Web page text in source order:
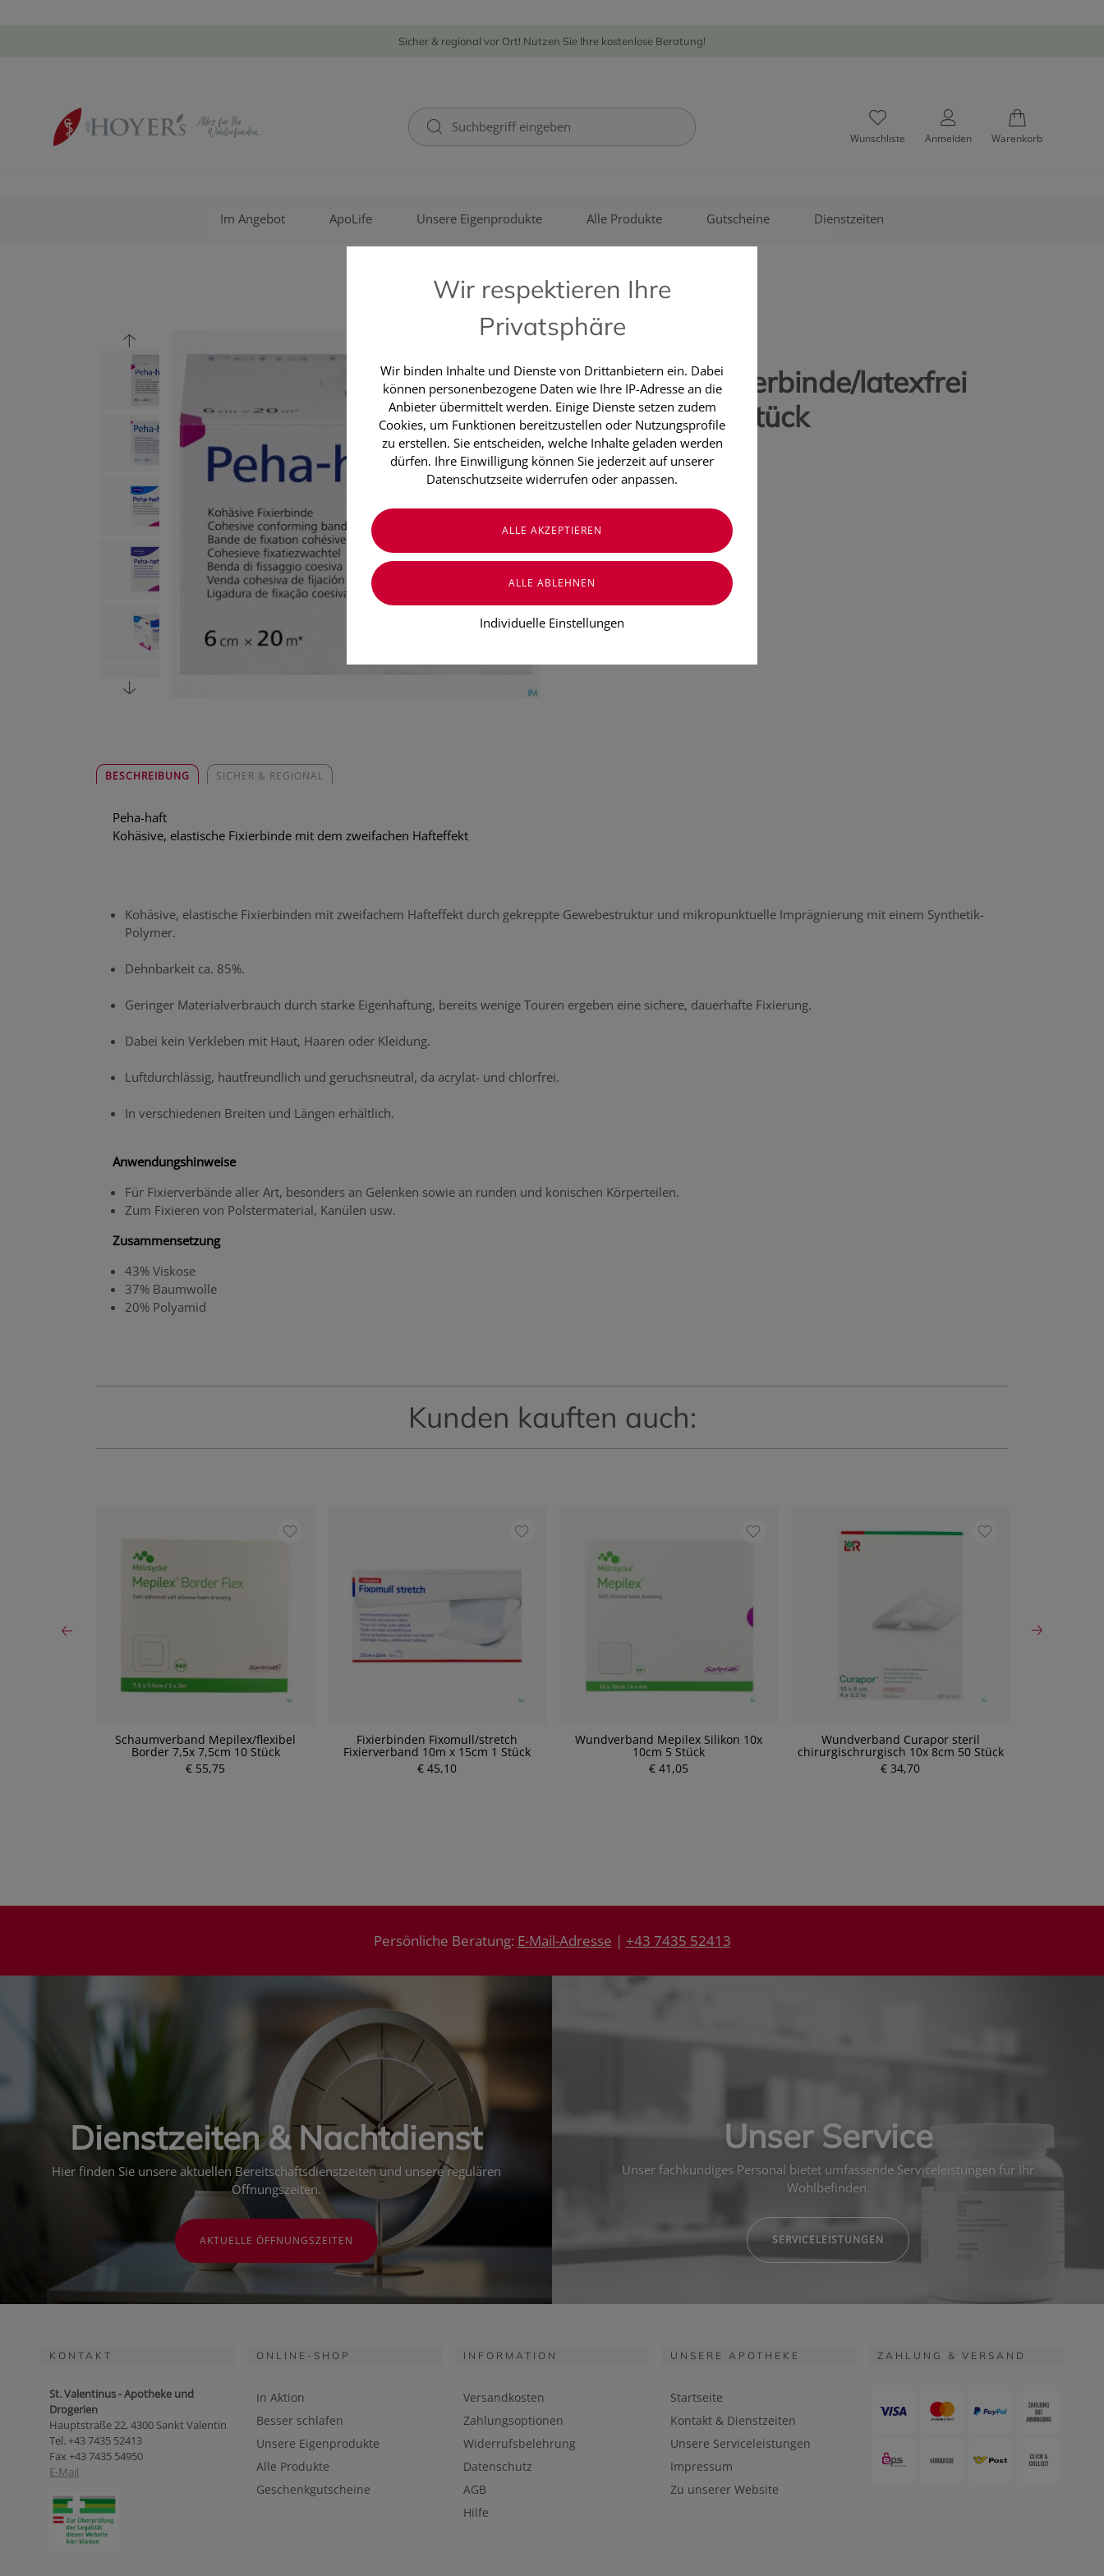
Sicher & regional vor Ort! Nutzen Sie Ihre kostenlose Beratung!
Wunschliste Anmelden Warenkorb
Im Angebot ApoLife Unsere Eigenprodukte Alle Produkte Gutscheine Dienstzeiten
HARTMANN PAUL GMBH
Peha-haft Fixierbinde/latexfrei
20mx 6cm 1 Stück
€ 10,25
zzgl. Versandkosten
BESCHREIBUNG SICHER & REGIONAL
Peha-haft
Kohäsive, elastische Fixierbinde mit dem zweifachen Hafteffekt
Kohäsive, elastische Fixierbinden mit zweifachem Hafteffekt durch gekreppte Gewebestruktur und mikropunktuelle Imprägnierung mit einem Synthetik-
Polymer.
Dehnbarkeit ca. 85%.
Geringer Materialverbrauch durch starke Eigenhaftung, bereits wenige Touren ergeben eine sichere, dauerhafte Fixierung.
Dabei kein Verkleben mit Haut, Haaren oder Kleidung.
Luftdurchlässig, hautfreundlich und geruchsneutral, da acrylat- und chlorfrei.
In verschiedenen Breiten und Längen erhältlich.
Anwendungshinweise
Für Fixierverbände aller Art, besonders an Gelenken sowie an runden und konischen Körperteilen.
Zum Fixieren von Polstermaterial, Kanülen usw.
Zusammensetzung
43% Viskose
37% Baumwolle
20% Polyamid
Kunden kauften auch:
Schaumverband Mepilex/flexibel
Border 7,5x 7,5cm 10 Stück
€ 55,75
Fixierbinden Fixomull/stretch
Fixierverband 10m x 15cm 1 Stück
€ 45,10
Wundverband Mepilex Silikon 10x
10cm 5 Stück
€ 41,05
Wundverband Curapor steril
chirurgischrurgisch 10x 8cm 50 Stück
€ 34,70
P
Wir respektieren Ihre
Privatsphäre
Wir binden Inhalte und Dienste von Drittanbietern ein. Dabei
können personenbezogene Daten wie Ihre IP-Adresse an die
Anbieter übermittelt werden. Einige Dienste setzen zudem
Cookies, um Funktionen bereitzustellen oder Nutzungsprofile
zu erstellen. Sie entscheiden, welche Inhalte geladen werden
dürfen. Ihre Einwilligung können Sie jederzeit auf unserer
Datenschutzseite widerrufen oder anpassen.
Individuelle Einstellungen
Persönliche Beratung: E-Mail-Adresse | +43 7435 52413
Dienstzeiten & Nachtdienst
Hier finden Sie unsere aktuellen Bereitschaftsdienstzeiten und unsere regulären
Öffnungszeiten.
AKTUELLE ÖFFNUNGSZEITEN
Unser Service
Unser fachkundiges Personal bietet umfassende Serviceleistungen für Ihr
Wohlbefinden.
SERVICELEISTUNGEN
KONTAKT
St. Valentinus - Apotheke und
Drogerien
Hauptstraße 22, 4300 Sankt Valentin
Tel. +43 7435 52413
Fax +43 7435 54950
E-Mail
ONLINE-SHOP
In Aktion
Besser schlafen
Unsere Eigenprodukte
Alle Produkte
Geschenkgutscheine
INFORMATION
Versandkosten
Zahlungsoptionen
Widerrufsbelehrung
Datenschutz
AGB
Hilfe
UNSERE APOTHEKE
Startseite
Kontakt & Dienstzeiten
Unsere Serviceleistungen
Impressum
Zu unserer Website
ZAHLUNG & VERSAND